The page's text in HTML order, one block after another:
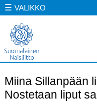
☰ VALIKKO
Miina Sillanpään
Nostetaan liput